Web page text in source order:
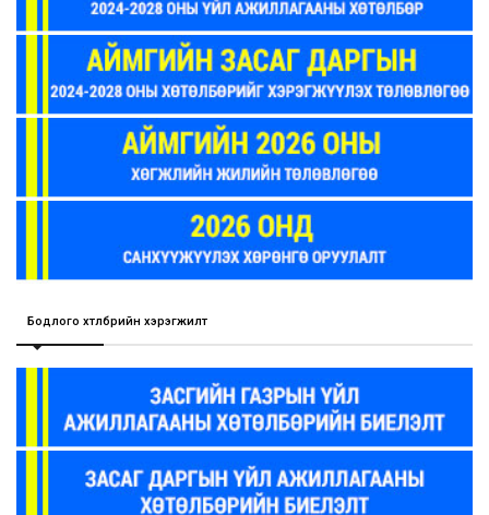
Бодлого хөтөлбөрийн хэрэгжилт